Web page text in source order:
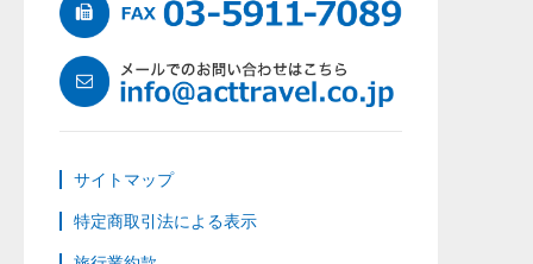
サイトマップ
特定商取引法による表示